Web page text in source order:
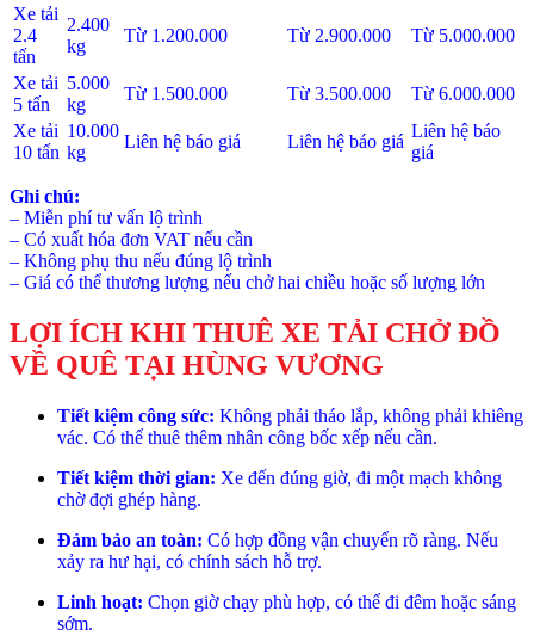
Xe tải
2.4
tấn
2.400
kg
Từ 1.200.000 Từ 2.900.000 Từ 5.000.000
Xe tải
5 tấn
5.000
kg
Từ 1.500.000 Từ 3.500.000
Từ 6.000.000
Xe tải
10 tấn
10.000
kg
Liên hệ báo giá Liên hệ báo giá
Liên hệ báo
giá
Ghi chú:
– Miễn phí tư vấn lộ trình
– Có xuất hóa đơn VAT nếu cần
– Không phụ thu nếu đúng lộ trình
– Giá có thể thương lượng nếu chở hai chiều hoặc số lượng lớn
LỢI ÍCH KHI THUÊ XE TẢI CHỞ ĐỒ
VỀ QUÊ TẠI HÙNG VƯƠNG
Tiết kiệm công sức: Không phải tháo lắp, không phải khiêng
vác. Có thể thuê thêm nhân công bốc xếp nếu cần.
Tiết kiệm thời gian: Xe đến đúng giờ, đi một mạch không
chờ đợi ghép hàng.
Đảm bảo an toàn: Có hợp đồng vận chuyển rõ ràng. Nếu
xảy ra hư hại, có chính sách hỗ trợ.
Linh hoạt: Chọn giờ chạy phù hợp, có thể đi đêm hoặc sáng
sớm.